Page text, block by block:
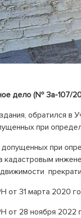
дело (№ 3а-107/
обратился
при
при
кадастровым
от 31 марта 2020
от 28 ноября